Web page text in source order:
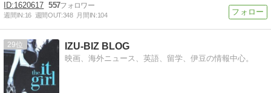
1620617 557
週間IN:16 週間OUT:348 月間IN:104
29 IZU-BIZ BLOG
映画、海外ニュース、英語、留学、伊豆の情報中心。